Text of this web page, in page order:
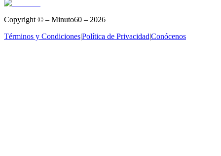
Copyright © – Minuto60 – 2026
Términos y Condiciones|Política de Privacidad|Conócenos